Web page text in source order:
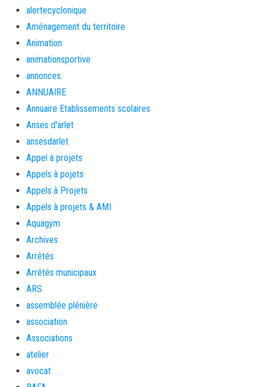
alertecyclonique
Aménagement du territoire
Animation
animationsportive
annonces
ANNUAIRE
Annuaire Etablissements scolaires
Anses d'arlet
ansesdarlet
Appel à projets
Appels à pojets
Appels à Projets
Appels à projets & AMI
Aquagym
Archives
Arrêtés
Arrêtés municipaux
ARS
assemblée plénière
association
Associations
atelier
avocat